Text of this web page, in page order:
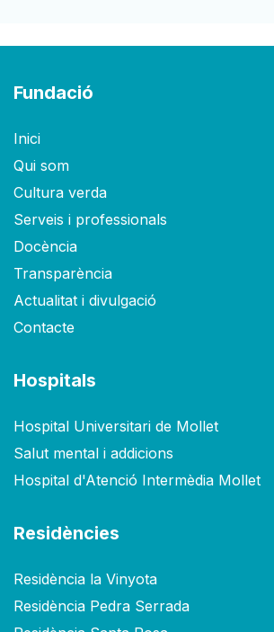
Fundació
Inici
Qui som
Cultura verda
Serveis i professionals
Docència
Transparència
Actualitat i divulgació
Contacte
Hospitals
Hospital Universitari de Mollet
Salut mental i addicions
Hospital d'Atenció Intermèdia Mollet
Residències
Residència la Vinyota
Residència Pedra Serrada